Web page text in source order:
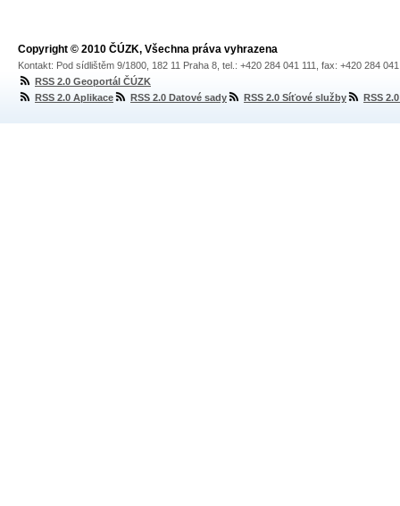
Copyright © 2010 ČÚZK, Všechna práva vyhrazena
Kontakt: Pod sídlištěm 9/1800, 182 11 Praha 8, tel.: +420 284 041 111, fax: +420 284
RSS 2.0 Geoportál ČÚZK
RSS 2.0 Aplikace
RSS 2.0 Datové sady RSS 2.0 Síťové služby RSS